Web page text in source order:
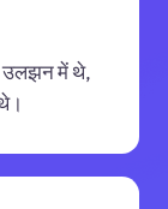
उलझन में थे,